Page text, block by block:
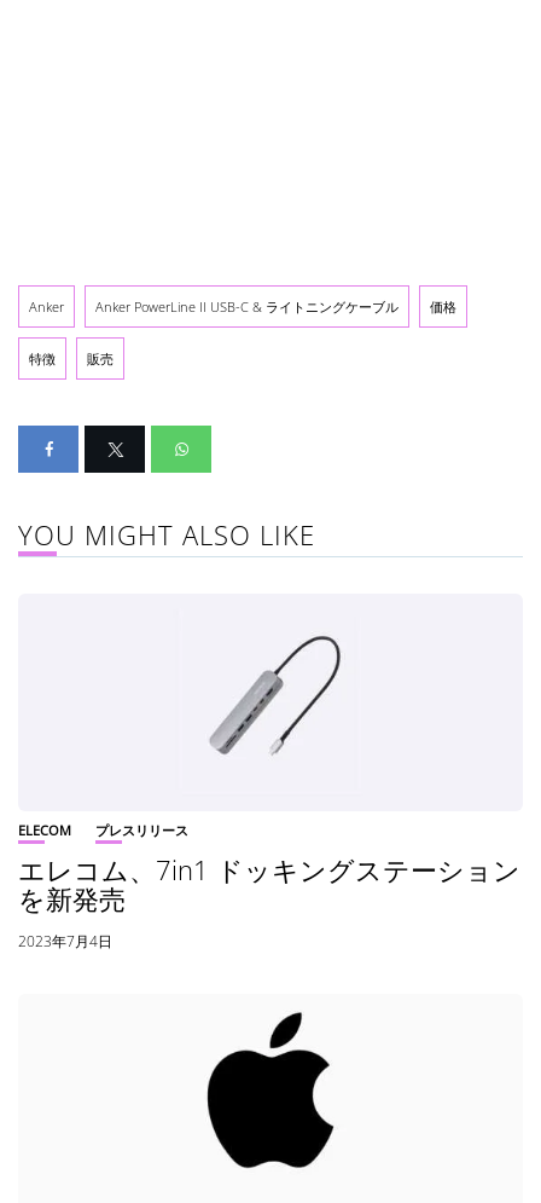
Anker Anker PowerLine II USB-C & ライトニングケーブル 価格
特徴 販売
YOU MIGHT ALSO LIKE
ELECOM プレスリリース
エレコム、7in1 ドッキングステーション
を新発売
2023年7月4日